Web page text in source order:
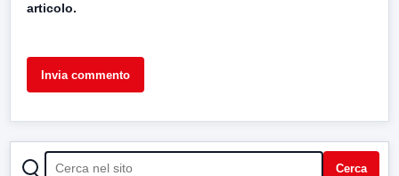
articolo.
CERCA Cerca